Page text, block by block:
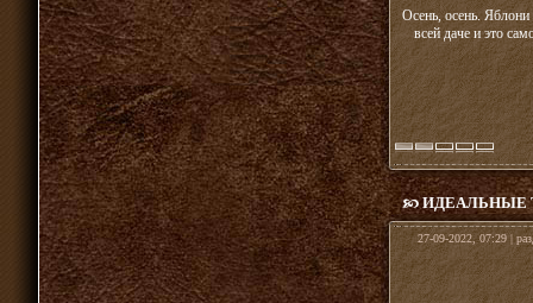
Осень, осень.
всей даче и это
ИДЕАЛЬНЫЕ
27-09-2022, 07:29 |